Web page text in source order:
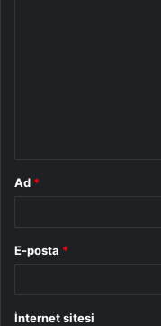
Ad *
E-posta *
İnternet sitesi